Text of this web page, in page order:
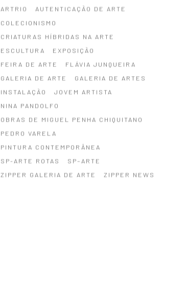
ARTRIO
AUTENTICAÇÃO DE ARTE
COLECIONISMO
CRIATURAS HÍBRIDAS NA ARTE
ESCULTURA
EXPOSIÇÃO
FEIRA DE ARTE
FLÁVIA JUNQUEIRA
GALERIA DE ARTE
GALERIA DE ARTES
INSTALAÇÃO
JOVEM ARTISTA
NINA PANDOLFO
OBRAS DE MIGUEL PENHA CHIQUITANO
PEDRO VARELA
PINTURA CONTEMPORÂNEA
SP-ARTE ROTAS
SP–ARTE
ZIPPER GALERIA DE ARTE
ZIPPER NEWS